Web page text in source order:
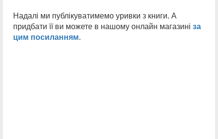
Надалі ми публікуватимемо уривки з книги. А
придбати її ви можете в нашому онлайн магазині за
цим посиланням.